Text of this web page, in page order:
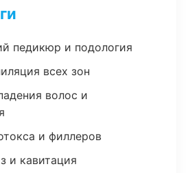
педикюр и подология
всех зон
волос и
и филлеров
и кавитация